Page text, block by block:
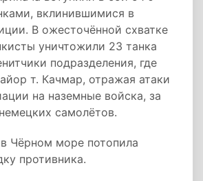
вклинившимися в
В ожесточённой схватке
уничтожили 23 танка
подразделения, где
т. Качмар, отражая атаки
на наземные войска, за
самолётов.
Чёрном море потопила
противника.